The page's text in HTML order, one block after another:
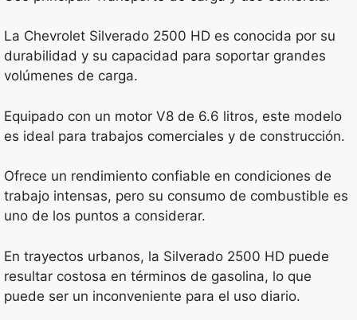
La Chevrolet Silverado 2500 HD es conocida por su
durabilidad y su capacidad para soportar grandes
volúmenes de carga.
Equipado con un motor V8 de 6.6 litros, este modelo
es ideal para trabajos comerciales y de construcción.
Ofrece un rendimiento confiable en condiciones de
trabajo intensas, pero su consumo de combustible es
uno de los puntos a considerar.
En trayectos urbanos, la Silverado 2500 HD puede
resultar costosa en términos de gasolina, lo que
puede ser un inconveniente para el uso diario.